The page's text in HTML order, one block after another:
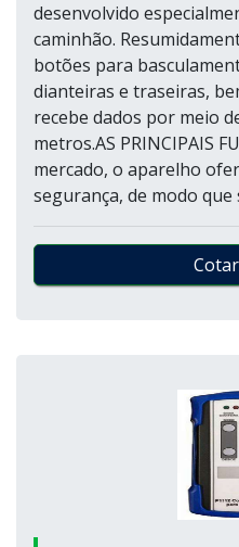
desenvolvido
caminhão.
botões para
dianteiras e traseiras,
recebe dados por meio
metros.AS PRINCIPAIS
mercado, o aparelho
segurança, de modo que